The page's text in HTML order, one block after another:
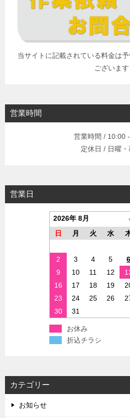
当サイトに記載されている料金は
ございます
営業時間
営業時間 / 10:00
定休日 / 日曜・
営業日
2026年 8月
日
月 火 水
2
3 4 5 6
9
10 11 12
16
17 18 19
23
24 25 26
30
31
お休み
折込チラシ
カテゴリー
お知らせ